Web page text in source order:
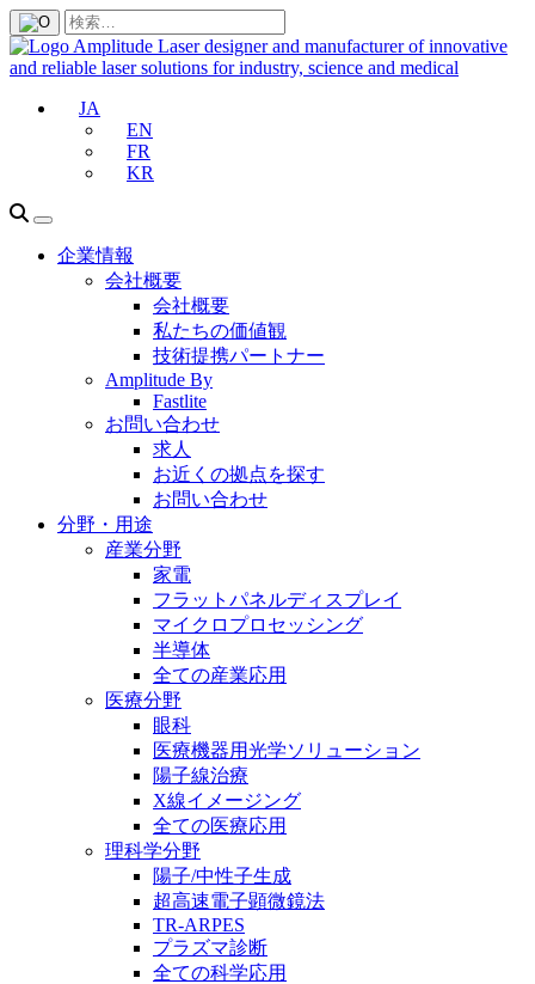
JA
EN
FR
KR
企業情報
会社概要
会社概要
私たちの価値観
技術提携パートナー
Amplitude By
Fastlite
お問い合わせ
求人
お近くの拠点を探す
お問い合わせ
分野・用途
産業分野
家電
フラットパネルディスプレイ
マイクロプロセッシング
半導体
全ての産業応用
医療分野
眼科
医療機器用光学ソリューション
陽子線治療
X線イメージング
全ての医療応用
理科学分野
陽子/中性子生成
超高速電子顕微鏡法
TR-ARPES
プラズマ診断
全ての科学応用